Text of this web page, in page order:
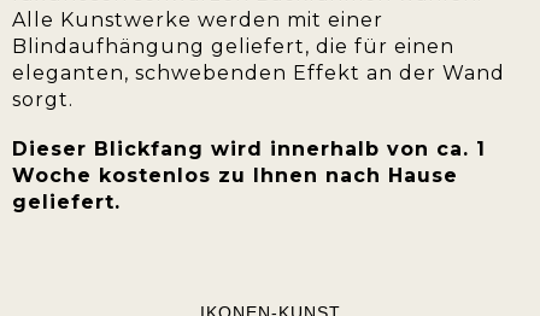
Alle Kunstwerke werden mit einer
Blindaufhängung geliefert, die für einen
eleganten, schwebenden Effekt an der Wand
sorgt.
Dieser Blickfang wird innerhalb von ca. 1
Woche kostenlos zu Ihnen nach Hause
geliefert.
IKONEN-KUNST